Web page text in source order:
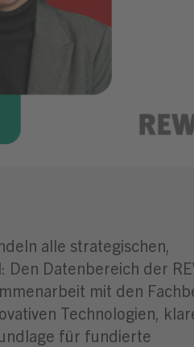
alle strategischen,
Datenbereich der
mit den
Technologien,
für fundierte